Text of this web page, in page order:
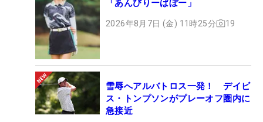
「あんびりーばぼー」
2026年8月7日 (金) 11時25分 19
雪辱へアルバトロス一発！ デイビ
ス・トンプソンがプレーオフ圏内に
急接近